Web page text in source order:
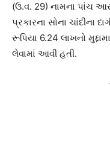
(ઉ.વ. 29) નામના પાંચ
પ્રકારના સોના ચાંદીના
રૂપિયા 6.24 લાખનો
લેવામાં આવી હતી.